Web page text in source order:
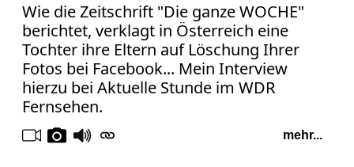
Wie die Zeitschrift "Die ganze WOCHE"
berichtet, verklagt in Österreich eine
Tochter ihre Eltern auf Löschung Ihrer
Fotos bei Facebook... Mein Interview
hierzu bei Aktuelle Stunde im WDR
Fernsehen.
mehr...